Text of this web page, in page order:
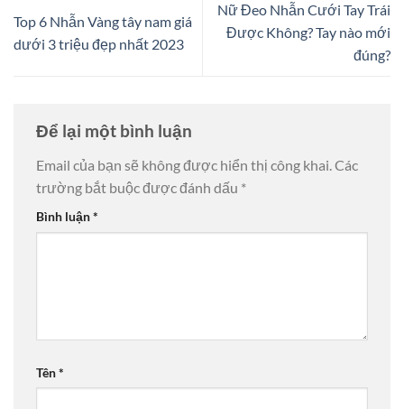
Top 6 Nhẫn Vàng tây nam giá
dưới 3 triệu đẹp nhất 2023
Nữ Đeo Nhẫn Cưới Tay Trái
Được Không? Tay nào mới
đúng?
Để lại một bình luận
Email của bạn sẽ không được hiển thị công khai.Các
trường bắt buộc được đánh dấu *
Bình luận*
Tên*